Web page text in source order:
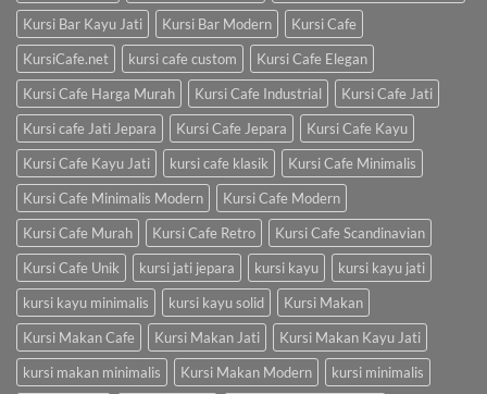
Kursi Bar Kayu Jati
Kursi Bar Modern
Kursi Cafe
KursiCafe.net
kursi cafe custom
Kursi Cafe Elegan
Kursi Cafe Harga Murah
Kursi Cafe Industrial
Kursi Cafe Jati
Kursi cafe Jati Jepara
Kursi Cafe Jepara
Kursi Cafe Kayu
Kursi Cafe Kayu Jati
kursi cafe klasik
Kursi Cafe Minimalis
Kursi Cafe Minimalis Modern
Kursi Cafe Modern
Kursi Cafe Murah
Kursi Cafe Retro
Kursi Cafe Scandinavian
Kursi Cafe Unik
kursi jati jepara kursi kayu
kursi kayu jati
kursi kayu minimalis
kursi kayu solid
Kursi Makan
Kursi Makan Cafe
Kursi Makan Jati
Kursi Makan Kayu Jati
kursi makan minimalis
Kursi Makan Modern
kursi minimalis